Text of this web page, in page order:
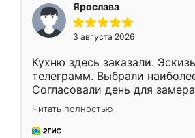
Ярослава
3 августа 2026
Кухню здесь заказали.
телеграмм. Выбрали
Согласовали день для
недели кухня была уже
довольны работой. Спасибо
мебель за качественную
Читать полностью